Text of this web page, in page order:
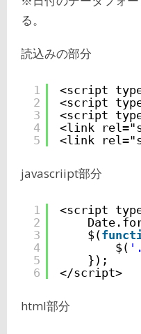
る。
読込みの部分
1
2
3
4
5
<script
<script
<script
<link
<link
javascriipt部分
1
2
3
4
5
6
<script
$(
$(
});
</script>
html部分